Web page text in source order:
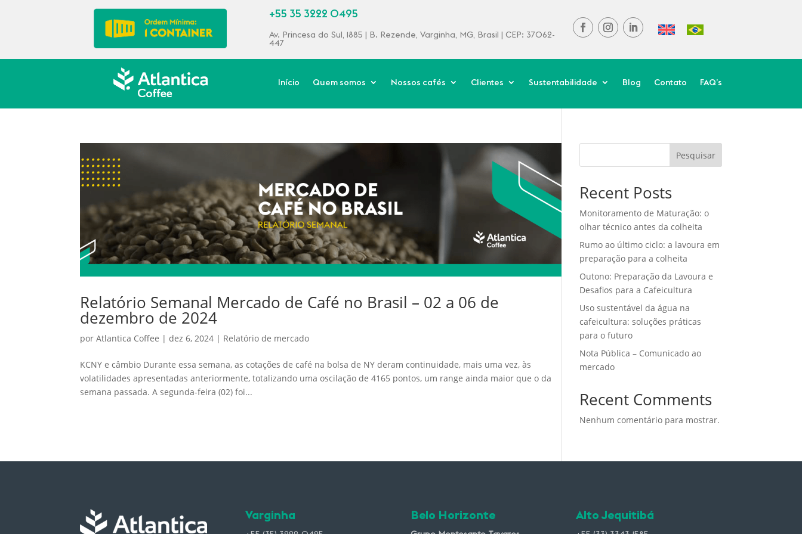
+55 35 3222 0495
Av. Princesa do Sul, 1885 | B. Rezende, Varginha, MG, Brasil | CEP: 37062-
447
Início Quem somos Nossos cafés Clientes Sustentabilidade Blog Contato FAQ’s
Relatório Semanal Mercado de Café no Brasil – 02 a 06 de
dezembro de 2024
porAtlantica Coffee |dez 6, 2024 | Relatório de mercado
KCNY e câmbio Durante essa semana, as cotações de café na bolsa de NY deram continuidade, mais uma vez, às
volatilidades apresentadas anteriormente, totalizando uma oscilação de 4165 pontos, um range ainda maior que o da
semana passada. A segunda-feira (02) foi...
Pesquisar
Recent Posts
Monitoramento de Maturação: o
olhar técnico antes da colheita
Rumo ao último ciclo: a lavoura em
preparação para a colheita
Outono: Preparação da Lavoura e
Desafios para a Cafeicultura
Uso sustentável da água na
cafeicultura: soluções práticas
para o futuro
Nota Pública – Comunicado ao
mercado
Recent Comments
Nenhum comentário para mostrar.
Varginha Belo Horizonte Alto Jequitibá